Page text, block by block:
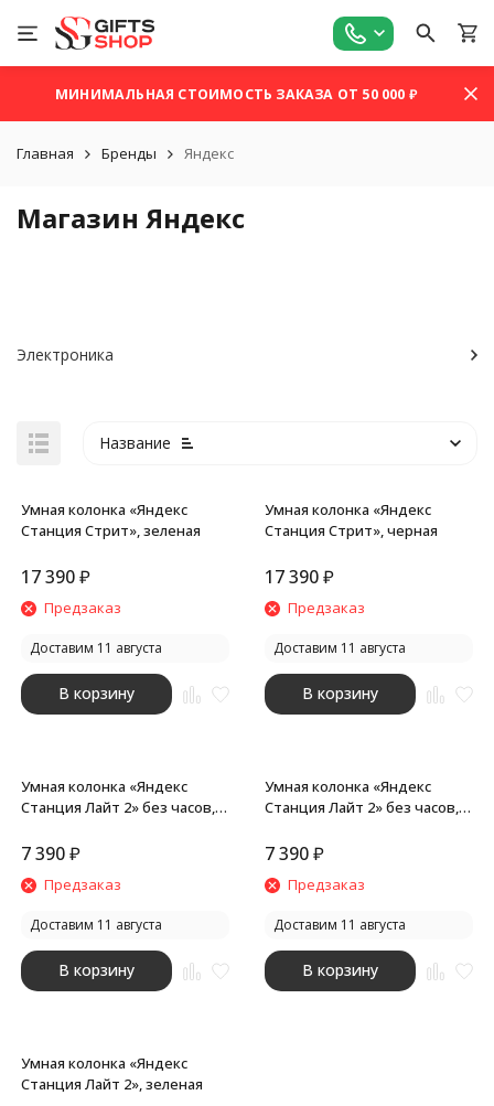
МИНИМАЛЬНАЯ СТОИМОСТЬ ЗАКАЗА ОТ 50 000 ₽
Главная Бренды Яндекс
Магазин Яндекс
Электроника
Название
Умная колонка «Яндекс
Станция Стрит», зеленая
17 390₽
Предзаказ
Доставим 11 августа
В корзину
Умная колонка «Яндекс
Станция Стрит», черная
17 390₽
Предзаказ
Доставим 11 августа
В корзину
Умная колонка «Яндекс
Станция Лайт 2» без часов,
7 390₽
Предзаказ
Доставим 11 августа
В корзину
Умная колонка «Яндекс
Станция Лайт 2» без часов,
7 390₽
Предзаказ
Доставим 11 августа
В корзину
Умная колонка «Яндекс
Станция Лайт 2», зеленая